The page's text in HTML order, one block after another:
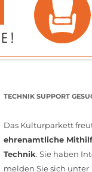
TECHNIK SUPPORT
Das Kulturparkett
ehrenamtliche
Technik. Sie haben
melden Sie sich unter